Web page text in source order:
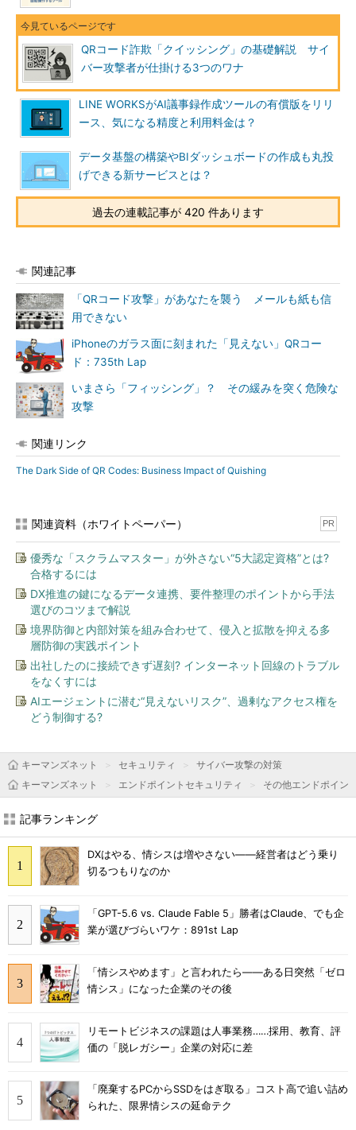
QRコード詐欺「クイッシング」の基礎解説 サイ
バー攻撃者が仕掛ける3つのワナ
LINE WORKSがAI議事録作成ツールの有償版をリリ
ース、気になる精度と利用料金は？
データ基盤の構築やBIダッシュボードの作成も丸投
げできる新サービスとは？
過去の連載記事が 420 件あります
関連記事
「QRコード攻撃」があなたを襲う メールも紙も信
用できない
iPhoneのガラス面に刻まれた「見えない」QRコー
ド：735th Lap
いまさら「フィッシング」？ その緩みを突く危険な
攻撃
関連リンク
The Dark Side of QR Codes: Business Impact of Quishing
関連資料（ホワイトペーパー） PR
優秀な「スクラムマスター」が外さない“5大認定資格”とは?
合格するには
DX推進の鍵になるデータ連携、要件整理のポイントから手法
選びのコツまで解説
境界防御と内部対策を組み合わせて、侵入と拡散を抑える多
層防御の実践ポイント
出社したのに接続できず遅刻? インターネット回線のトラブル
をなくすには
AIエージェントに潜む“見えないリスク”、過剰なアクセス権を
どう制御する?
キーマンズネット セキュリティ
サイバー攻撃の対策
キーマンズネット
エンドポイントセキュリティ その他エンドポイン
記事ランキング
DXはやる、情シスは増やさない――経営者はどう乗り
切るつもりなのか
「GPT-5.6 vs. Claude Fable 5」勝者はClaude、でも企
業が選びづらいワケ：891st Lap
「情シスやめます」と言われたら――ある日突然「ゼロ
情シス」になった企業のその後
リモートビジネスの課題は人事業務……採用、教育、評
価の「脱レガシー」企業の対応に差
「廃棄するPCからSSDをはぎ取る」コスト高で追い詰め
られた、限界情シスの延命テク